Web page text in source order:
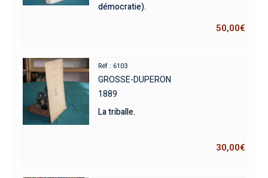
démocratie).
50,00€
Réf : 6103
GROSSE-DUPERON
1889
La triballe.
30,00€